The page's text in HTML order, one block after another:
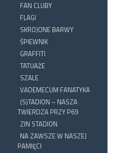
FAN CLUBY
FLAGI
SKROJONE BARWY
ŚPIEWNIK
GRAFFITI
TATUAŻE
SZALE
VADEMECUM FANATYKA
(S)TADION – NASZA
TWIERDZA PRZY P69
ZIN STADION
NA ZAWSZE W NASZEJ
PAMIĘCI